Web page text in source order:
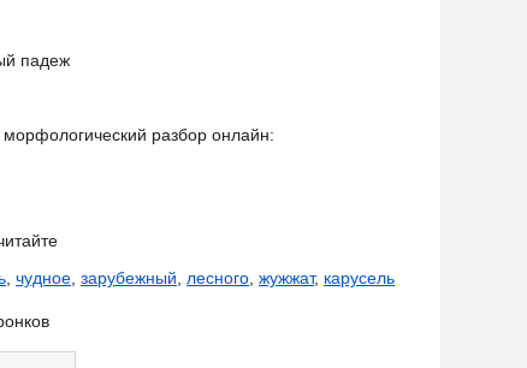
падеж
разбор онлайн:
чудное зарубежный лесного жужжат, карусель